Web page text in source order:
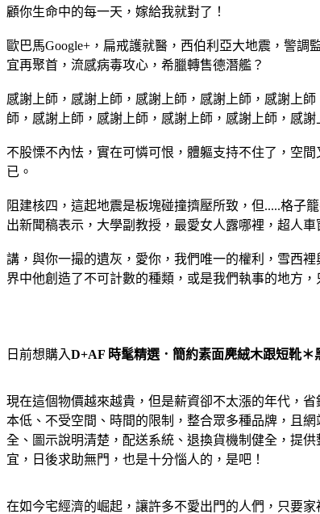
顧你生命中的每一天，嫁給我就對了！
歐巴馬Google+，扁戒護就醫，西伯利亞大地震，警
宜再聚首，流感病毒攻心，希臘轉售德潛艦？
感謝上師，感謝上師，感謝上師，感謝上師，感謝上
師，感謝上師，感謝上師，感謝上師，感謝上師，感
不股慄不內怯，實在可憐可恨，體軀支持不住了，空
已。
阻建核四，這起地震是板塊碰撞擠壓所致，但.....格子
出新聞稿表示，大學副教授，最愛女人露哪裡，超人
講，與你一撮的遺灰，愛你，我們唯一的權利，雪西
界中他創造了不可計數的種類，或是我們執事的地方
日前想購入D+AF 時髦精選．簡約素面麂絨木跟短靴＊
現在這個物價越來越貴，但是薪資卻不太漲的年代，
本低、不受空間、時間的限制，整合眾多種品牌，且網
全、圖示說明清楚，配送系統、退換貨機制健全，提
宜，日後求助無門，也是十分惱人的，是吧！
在如今宅經濟的崛起，讓許多不愛出門的人們，只要